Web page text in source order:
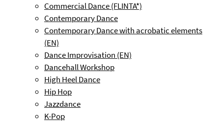
Commercial Dance (FLINTA*)
Contemporary Dance
Contemporary Dance with acrobatic elements
(EN)
Dance Improvisation (EN)
Dancehall Workshop
High Heel Dance
Hip Hop
Jazzdance
K-Pop